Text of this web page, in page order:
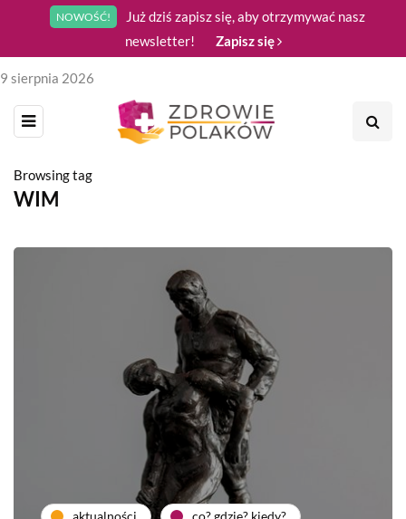
NOWOŚĆ!
Już dziś zapisz się, aby otrzymywać nasz
newsletter!
Zapisz się
9 sierpnia 2026
Browsing tag
WIM
aktualności co? gdzie? kiedy?